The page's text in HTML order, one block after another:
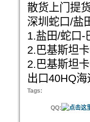
散货上门提
深圳蛇口/盐
1.盐田/蛇口-
2.巴基斯坦
2.巴基斯坦
出口40HQ
Tags:
QQ: